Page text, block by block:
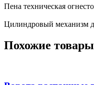
Пена техническая
Цилиндровый механизм
Похожие товары